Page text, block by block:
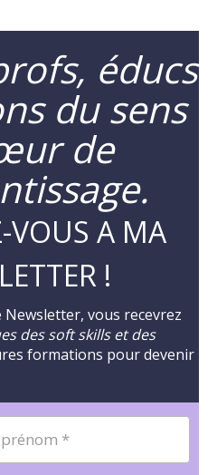
éducs
du sens
de
VOUS A MA
!
vous recevrez
des soft skills et des
formations pour devenir